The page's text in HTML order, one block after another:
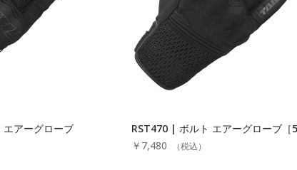
アーグローブ
RST470 | ボルト エアーグローブ
￥7,480
（税込）